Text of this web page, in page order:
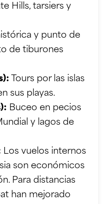
Hills, tarsiers y
y punto de
de tiburones
Tours por las islas
sus playas.
Buceo en pecios
y lagos de
Los vuelos internos
son económicos
Para distancias
han mejorado